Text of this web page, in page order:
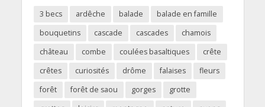
3 becs ardêche balade
balade en famille
bouquetins
cascade cascades
chamois
château
combe coulées basaltiques
crête
crêtes
curiosités drôme falaises
fleurs
forêt
forêt de saou gorges
grotte